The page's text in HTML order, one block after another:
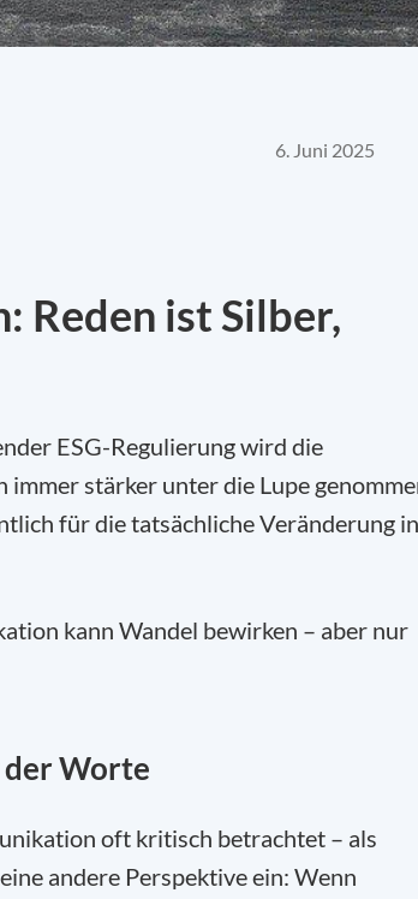
6. Juni 2025
Reden ist Silber,
ESG-Regulierung wird die
stärker unter die Lupe
für die tatsächliche Veränderung in
kann Wandel bewirken – aber nur
der Worte
oft kritisch betrachtet – als
andere Perspektive ein: Wenn